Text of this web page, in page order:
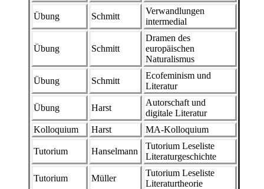
Übung Schmitt
Verwandlungen
intermedial
Übung Schmitt
Dramen des
europäischen
Naturalismus
Übung Schmitt
Ecofeminism und
Literatur
Übung Harst
Autorschaft und
digitale Literatur
Kolloquium
Harst MA-Kolloquium
Tutorium Hanselmann
Tutorium Leseliste
Literaturgeschichte
Tutorium Müller
Tutorium Leseliste
Literaturtheorie